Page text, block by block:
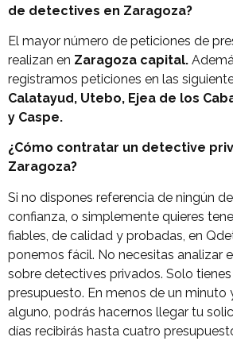
de detectives en Zaragoza?
El mayor número de peticiones de
realizan en Zaragoza capital.
registramos peticiones en las
Calatayud, Utebo, Ejea de los
y Caspe.
¿Cómo contratar un detective
Zaragoza?
Si no dispones referencia de ningún
confianza, o simplemente quieres
fiables, de calidad y probadas, en
ponemos fácil. No necesitas analizar
sobre detectives privados. Solo
presupuesto. En menos de un minuto
alguno, podrás hacernos llegar tu
días recibirás hasta cuatro